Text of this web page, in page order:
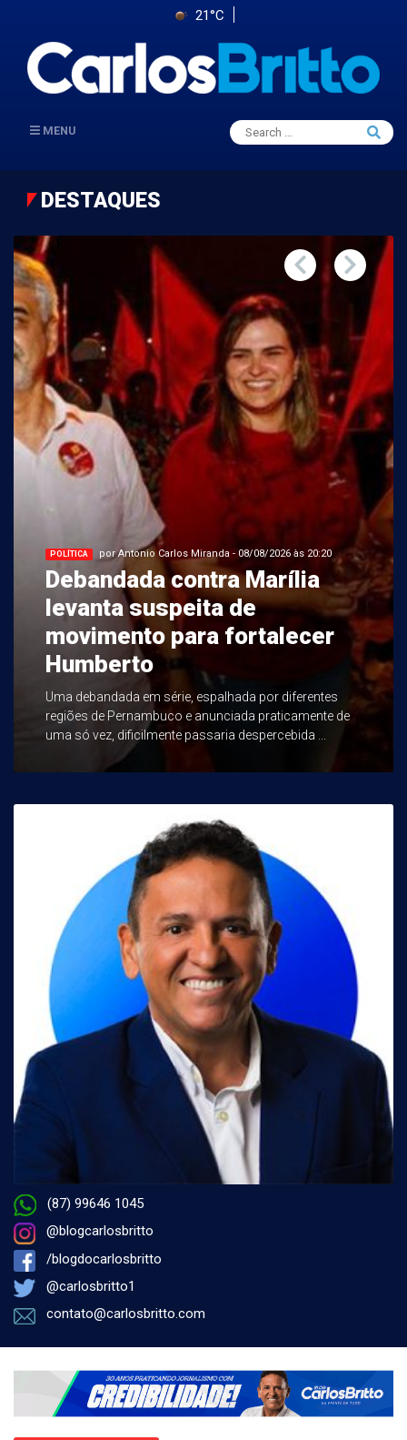
21°C
MENU
Search
for:
Search
DESTAQUES
POLÍTICA por Antonio Carlos Miranda - 08/08/2026 às 20:20
Debandada contra Marília
levanta suspeita de
movimento para fortalecer
Humberto
Uma debandada em série, espalhada por diferentes
regiões de Pernambuco e anunciada praticamente de
uma só vez, dificilmente passaria despercebida ...
(87) 99646 1045
@blogcarlosbritto
/blogdocarlosbritto
@carlosbritto1
contato@carlosbritto.com